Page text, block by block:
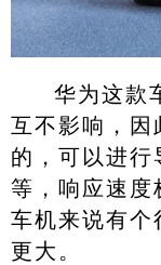
华为这款
互不影响，因
的，可以进行
等，响应速度
车机来说有个
更大。